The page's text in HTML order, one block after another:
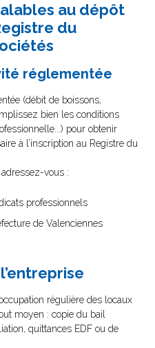
au dépôt
du
réglementée
(débit de boissons,
bien les conditions
pour obtenir
à l’inscription au Registre du
vous :
professionnels
de Valenciennes
régulière des locaux
moyen : copie du bail
quittances EDF ou de